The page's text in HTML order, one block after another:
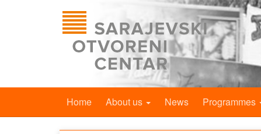
Home About us News Programmes